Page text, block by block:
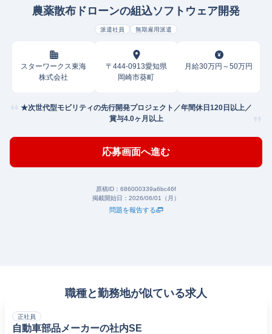
農薬散布ドローンの組込ソフトウェア開発
派遣社員 無期雇用派遣
スターワークス東海
株式会社
〒444-0913愛知県
岡崎市葵町
月給30万円～50万円
★次世代型モビリティの先行開発プロジェクト／年間休日120日以上／
賞与4.0ヶ月以上
応募画面へ進む
原稿ID： 686000339a6bc46f
掲載開始日： 2026/06/01（月）
問題を報告する
職種と勤務地が似ている求人
正社員
自動車部品メーカーの社内SE